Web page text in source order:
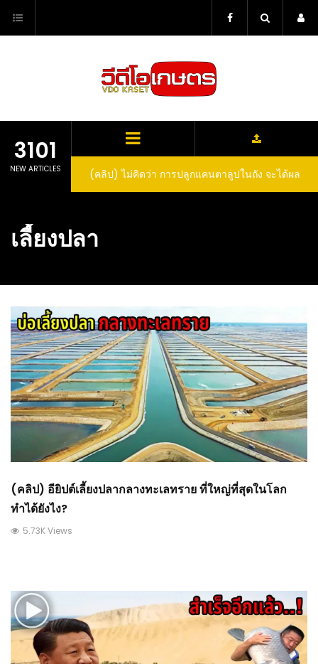
content
3101
NEW ARTICLES
ปในถัง จะได้ผล
expect that
fruit
(คลิป) วิธีทำไวน์สับปะรด Pineapple Wine
เลี้ยงปลา
(คลิป) อียิปต์เลี้ยงปลากลางทะเลทราย ที่ใหญ่ที่สุดในโลก
ทำได้ยังไง?
5.73K Views